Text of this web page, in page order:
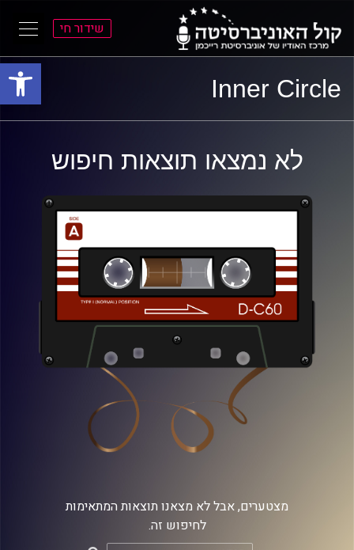
פתח
התפריט
הראשי
התוכן
הראשי
שידור חי
Inner Circle
לא נמצאו תוצאות חיפוש
מצטערים, אבל לא מצאנו תוצאות המתאימות
לחיפוש זה.